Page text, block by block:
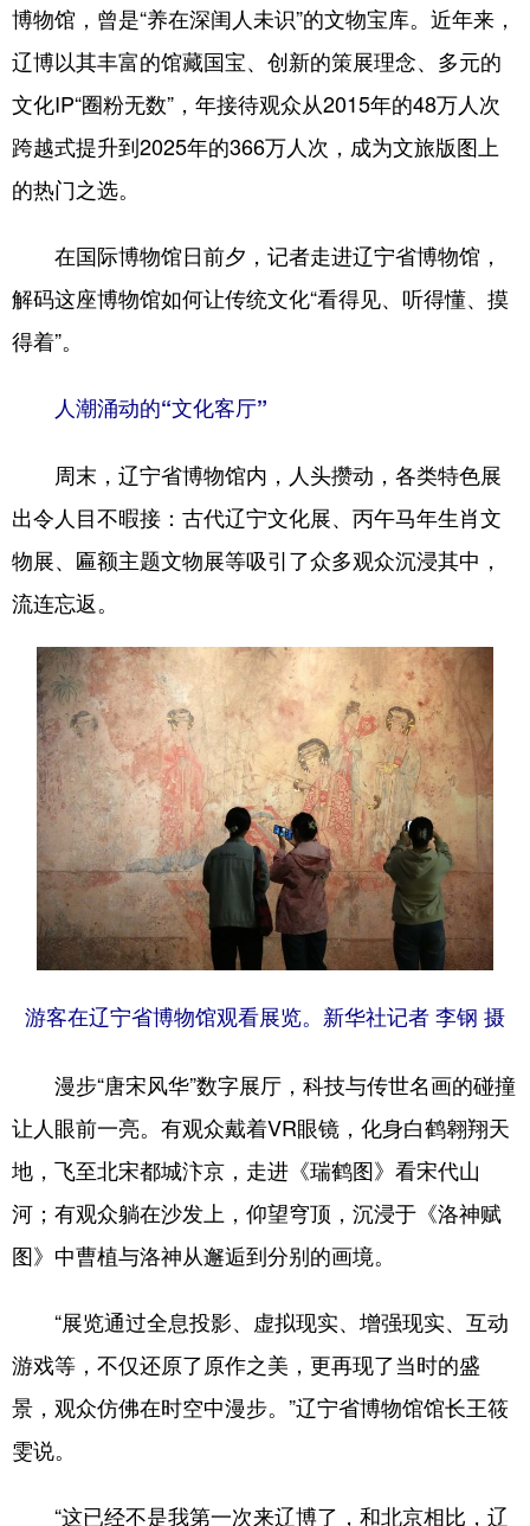
博物馆，曾是“养在深闺人未识”的文物宝库。近年来，
辽博以其丰富的馆藏国宝、创新的策展理念、多元的
文化IP“圈粉无数”，年接待观众从2015年的48万人次
跨越式提升到2025年的366万人次，成为文旅版图上
的热门之选。
在国际博物馆日前夕，记者走进辽宁省博物馆，
解码这座博物馆如何让传统文化“看得见、听得懂、摸
得着”。
人潮涌动的“文化客厅”
周末，辽宁省博物馆内，人头攒动，各类特色展
出令人目不暇接：古代辽宁文化展、丙午马年生肖文
物展、匾额主题文物展等吸引了众多观众沉浸其中，
流连忘返。
游客在辽宁省博物馆观看展览。新华社记者 李钢 摄
漫步“唐宋风华”数字展厅，科技与传世名画的碰撞
让人眼前一亮。有观众戴着VR眼镜，化身白鹤翱翔天
地，飞至北宋都城汴京，走进《瑞鹤图》看宋代山
河；有观众躺在沙发上，仰望穹顶，沉浸于《洛神赋
图》中曹植与洛神从邂逅到分别的画境。
“展览通过全息投影、虚拟现实、增强现实、互动
游戏等，不仅还原了原作之美，更再现了当时的盛
景，观众仿佛在时空中漫步。”辽宁省博物馆馆长王筱
雯说。
“这已经不是我第一次来辽博了，和北京相比，辽